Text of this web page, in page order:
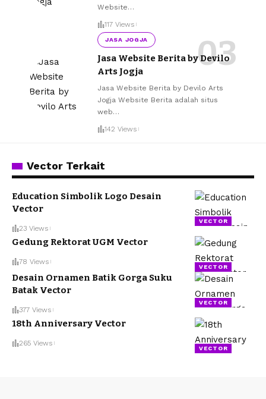
Website…
117 Views
JASA JOGJA
Jasa Website Berita by Devilo
Arts Jogja
Jasa Website Berita by Devilo Arts
Jogja Website Berita adalah situs
web…
142 Views
Vector Terkait
VECTOR
Education Simbolik Logo Desain
Vector
23 Views
VECTOR
Gedung Rektorat UGM Vector
78 Views
VECTOR
Desain Ornamen Batik Gorga Suku
Batak Vector
377 Views
VECTOR
18th Anniversary Vector
265 Views